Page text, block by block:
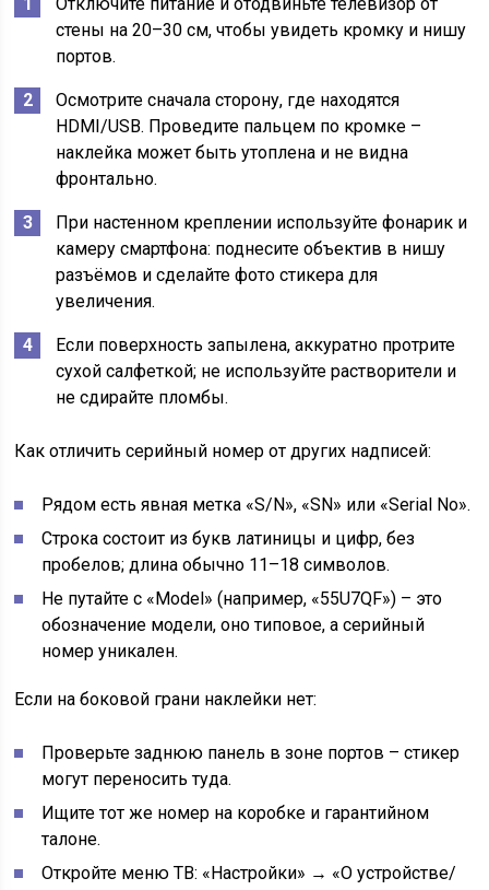
стены на 20–30 см, чтобы увидеть кромку и нишу
портов.
Осмотрите сначала сторону, где находятся
HDMI/USB. Проведите пальцем по кромке –
наклейка может быть утоплена и не видна
фронтально.
При настенном креплении используйте фонарик и
камеру смартфона: поднесите объектив в нишу
разъёмов и сделайте фото стикера для
увеличения.
Если поверхность запылена, аккуратно протрите
сухой салфеткой; не используйте растворители и
не сдирайте пломбы.
Как отличить серийный номер от других надписей:
Рядом есть явная метка «S/N», «SN» или «Serial No».
Строка состоит из букв латиницы и цифр, без
пробелов; длина обычно 11–18 символов.
Не путайте с «Model» (например, «55U7QF») – это
обозначение модели, оно типовое, а серийный
номер уникален.
Если на боковой грани наклейки нет:
Проверьте заднюю панель в зоне портов – стикер
могут переносить туда.
Ищите тот же номер на коробке и гарантийном
талоне.
Откройте меню ТВ: «Настройки» → «О устройстве/